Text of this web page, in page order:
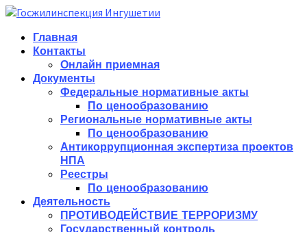
Главная
Контакты
Онлайн приемная
Документы
Федеральные нормативные акты
По ценообразованию
Региональные нормативные акты
По ценообразованию
Антикоррупционная экспертиза проектов
НПА
Реестры
По ценообразованию
Деятельность
ПРОТИВОДЕЙСТВИЕ ТЕРРОРИЗМУ
Государственный контроль